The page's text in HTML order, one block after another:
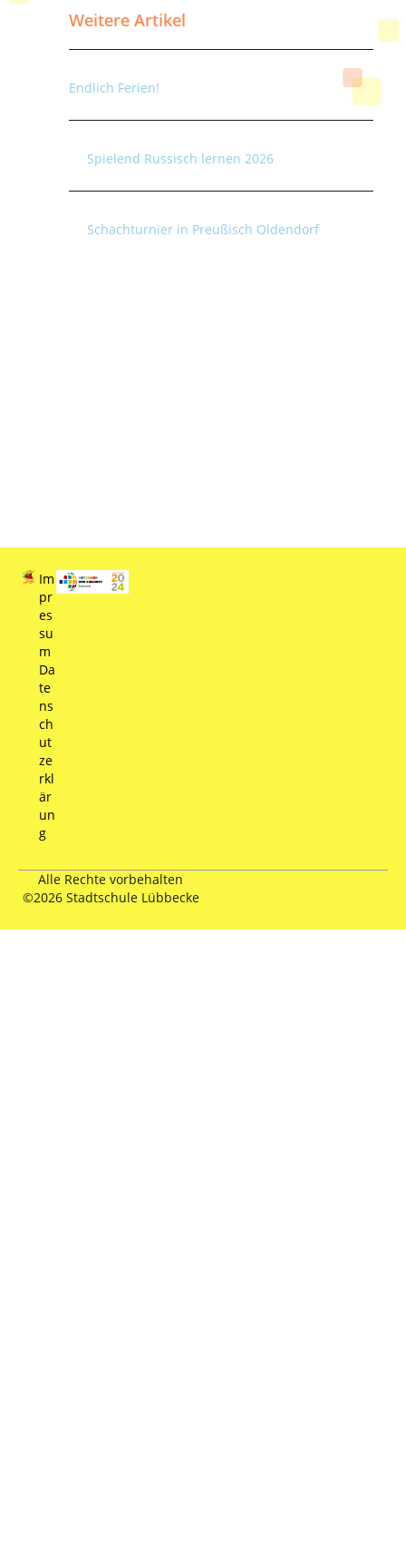
Weitere Artikel
Endlich Ferien!
Spielend Russisch lernen 2026
Schachturnier in Preußisch Oldendorf
Im
pr
es
su
m
Da
te
ns
ch
ut
ze
rkl
är
un
g
Alle Rechte vorbehalten
©2026 Stadtschule Lübbecke